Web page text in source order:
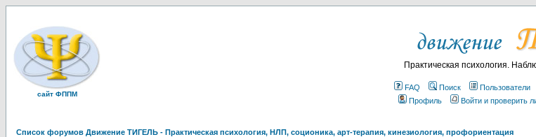
сайт ФППМ
Практическая психология.
FAQ Поиск Пользователи
Профиль
Войти и проверить
Список форумов Движение ТИГЕЛЬ - Практическая психология, НЛП, соционика, арт-терапия, кинезиология, профориентация